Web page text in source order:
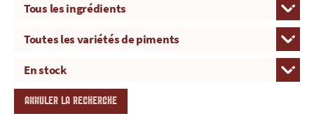
ANNULER LA RECHERCHE